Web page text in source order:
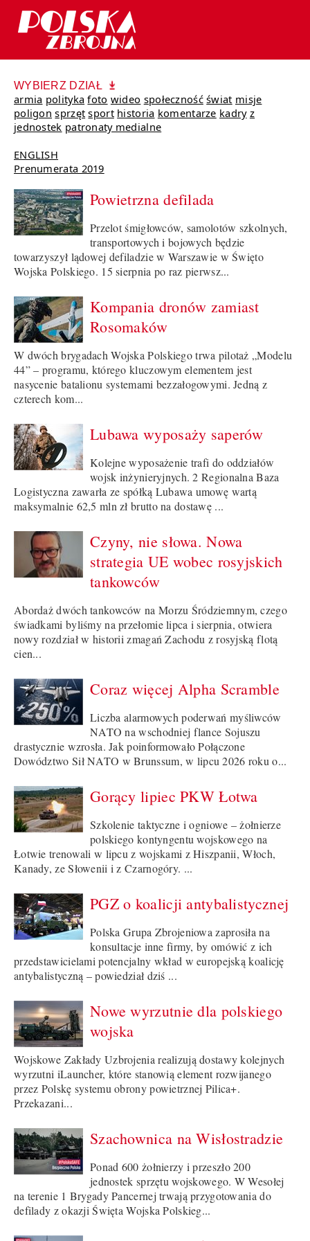
WYBIERZ DZIAŁ
armia polityka foto wideo społeczność świat misje
poligon sprzęt sport historia komentarze kadry z
jednostek patronaty medialne
ENGLISH
Prenumerata 2019
Powietrzna defilada
Przelot śmigłowców, samolotów szkolnych,
transportowych i bojowych będzie
towarzyszył lądowej defiladzie w Warszawie w Święto
Wojska Polskiego. 15 sierpnia po raz pierwsz...
Kompania dronów zamiast
Rosomaków
W dwóch brygadach Wojska Polskiego trwa pilotaż „Modelu
44” – programu, którego kluczowym elementem jest
nasycenie batalionu systemami bezzałogowymi. Jedną z
czterech kom...
Lubawa wyposaży saperów
Kolejne wyposażenie trafi do oddziałów
wojsk inżynieryjnych. 2 Regionalna Baza
Logistyczna zawarła ze spółką Lubawa umowę wartą
maksymalnie 62,5 mln zł brutto na dostawę ...
Czyny, nie słowa. Nowa
strategia UE wobec rosyjskich
tankowców
Abordaż dwóch tankowców na Morzu Śródziemnym, czego
świadkami byliśmy na przełomie lipca i sierpnia, otwiera
nowy rozdział w historii zmagań Zachodu z rosyjską flotą
cien...
Coraz więcej Alpha Scramble
Liczba alarmowych poderwań myśliwców
NATO na wschodniej flance Sojuszu
drastycznie wzrosła. Jak poinformowało Połączone
Dowództwo Sił NATO w Brunssum, w lipcu 2026 roku o...
Gorący lipiec PKW Łotwa
Szkolenie taktyczne i ogniowe – żołnierze
polskiego kontyngentu wojskowego na
Łotwie trenowali w lipcu z wojskami z Hiszpanii, Włoch,
Kanady, ze Słowenii i z Czarnogóry. ...
PGZ o koalicji antybalistycznej
Polska Grupa Zbrojeniowa zaprosiła na
konsultacje inne firmy, by omówić z ich
przedstawicielami potencjalny wkład w europejską koalicję
antybalistyczną – powiedział dziś ...
Nowe wyrzutnie dla polskiego
wojska
Wojskowe Zakłady Uzbrojenia realizują dostawy kolejnych
wyrzutni iLauncher, które stanowią element rozwijanego
przez Polskę systemu obrony powietrznej Pilica+.
Przekazani...
Szachownica na Wisłostradzie
Ponad 600 żołnierzy i przeszło 200
jednostek sprzętu wojskowego. W Wesołej
na terenie 1 Brygady Pancernej trwają przygotowania do
defilady z okazji Święta Wojska Polskieg...